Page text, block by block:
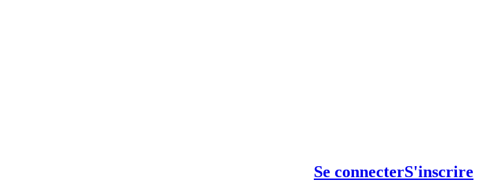
Se connecterS'inscrire